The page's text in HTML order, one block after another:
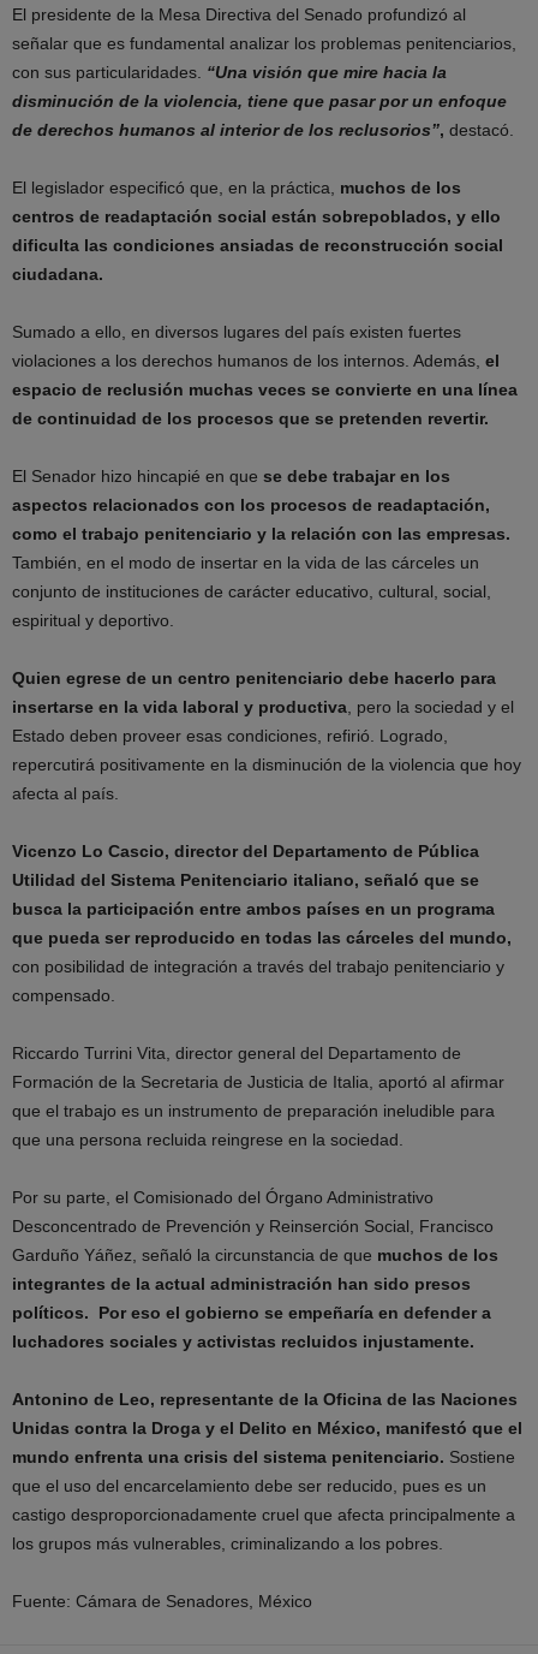
El presidente de la Mesa Directiva del Senado profundizó al
señalar que es fundamental analizar los problemas penitenciarios,
con sus particularidades. “Una visión que mire hacia la
disminución de la violencia, tiene que pasar por un enfoque
de derechos humanos al interior de los reclusorios”, destacó.
El legislador especificó que, en la práctica, muchos de los
centros de readaptación social están sobrepoblados, y ello
dificulta las condiciones ansiadas de reconstrucción social
ciudadana.
Sumado a ello, en diversos lugares del país existen fuertes
violaciones a los derechos humanos de los internos. Además, el
espacio de reclusión muchas veces se convierte en una línea
de continuidad de los procesos que se pretenden revertir.
El Senador hizo hincapié en que se debe trabajar en los
aspectos relacionados con los procesos de readaptación,
como el trabajo penitenciario y la relación con las empresas.
También, en el modo de insertar en la vida de las cárceles un
conjunto de instituciones de carácter educativo, cultural, social,
espiritual y deportivo.
Quien egrese de un centro penitenciario debe hacerlo para
insertarse en la vida laboral y productiva , pero la sociedad y el
Estado deben proveer esas condiciones, refirió. Logrado,
repercutirá positivamente en la disminución de la violencia que hoy
afecta al país.
Vicenzo Lo Cascio, director del Departamento de Pública
Utilidad del Sistema Penitenciario italiano, señaló que se
busca la participación entre ambos países en un programa
que pueda ser reproducido en todas las cárceles del mundo,
con posibilidad de integración a través del trabajo penitenciario y
compensado.
Riccardo Turrini Vita, director general del Departamento de
Formación de la Secretaria de Justicia de Italia, aportó al afirmar
que el trabajo es un instrumento de preparación ineludible para
que una persona recluida reingrese en la sociedad.
Por su parte, el Comisionado del Órgano Administrativo
Desconcentrado de Prevención y Reinserción Social, Francisco
Garduño Yáñez, señaló la circunstancia de que muchos de los
integrantes de la actual administración han sido presos
políticos. Por eso el gobierno se empeñaría en defender a
luchadores sociales y activistas recluidos injustamente.
Antonino de Leo, representante de la Oficina de las Naciones
Unidas contra la Droga y el Delito en México, manifestó que el
mundo enfrenta una crisis del sistema penitenciario. Sostiene
que el uso del encarcelamiento debe ser reducido, pues es un
castigo desproporcionadamente cruel que afecta principalmente a
los grupos más vulnerables, criminalizando a los pobres.
Fuente: Cámara de Senadores, México